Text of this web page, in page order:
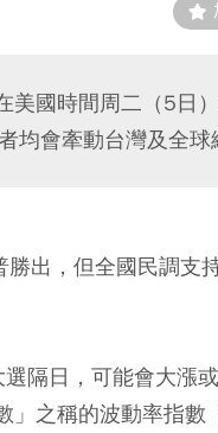
國時間周二（5日）
會牽動台灣及全球
出，但全國民調支
隔日，可能會大漲
之稱的波動率指數